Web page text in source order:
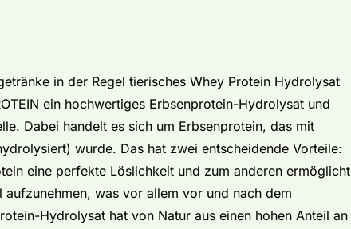
in der Regel tierisches Whey Protein Hydrolysat
ein hochwertiges Erbsenprotein-Hydrolysat und
Dabei handelt es sich um Erbsenprotein, das mit
wurde. Das hat zwei entscheidende Vorteile:
eine perfekte Löslichkeit und zum anderen ermöglicht
was vor allem vor und nach dem
Hydrolysat hat von Natur aus einen hohen Anteil an